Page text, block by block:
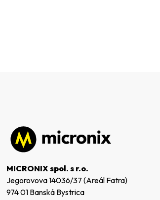
MICRONIX spol. s r.o.
Jegorovova 14036/37 (Areál Fatra)
974 01 Banská Bystrica